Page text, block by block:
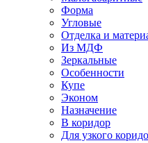
Форма
Угловые
Отделка и
Из МДФ
Зеркальные
Особенности
Купе
Эконом
Назначение
В коридор
Для узкого